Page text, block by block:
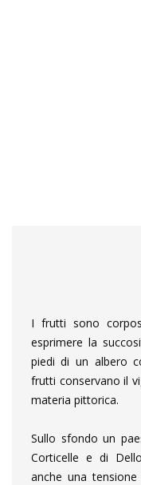
I frutti sono
esprimere la
piedi di un albero
frutti conservano il
materia pittorica.
Sullo sfondo un
Corticelle e di
anche una